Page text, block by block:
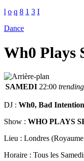
Dance
Wh0 Plays
SAMEDI 22:00
DJ : Wh0, Bad
Show : WHO PLAYS
Lieu : Londres
Horaire : Tous les